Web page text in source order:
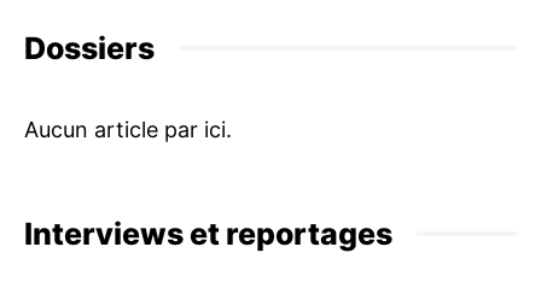
Dossiers
Interviews et reportages